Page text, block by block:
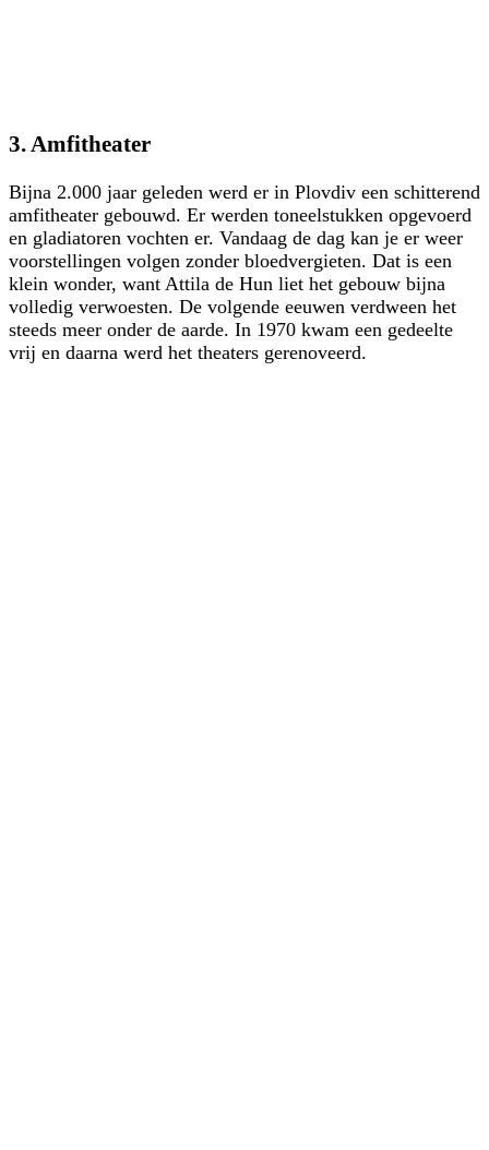
3. Amfitheater
Bijna 2.000 jaar geleden werd er in Plovdiv een schitterend
amfitheater gebouwd. Er werden toneelstukken opgevoerd
en gladiatoren vochten er. Vandaag de dag kan je er weer
voorstellingen volgen zonder bloedvergieten. Dat is een
klein wonder, want Attila de Hun liet het gebouw bijna
volledig verwoesten. De volgende eeuwen verdween het
steeds meer onder de aarde. In 1970 kwam een gedeelte
vrij en daarna werd het theaters gerenoveerd.